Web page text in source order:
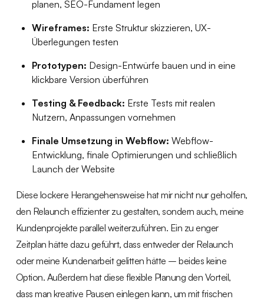
planen, SEO-Fundament legen
Wireframes: Erste Struktur skizzieren, UX-
Überlegungen testen
Prototypen: Design-Entwürfe bauen und in eine
klickbare Version überführen
Testing & Feedback: Erste Tests mit realen
Nutzern, Anpassungen vornehmen
Finale Umsetzung in Webflow: Webflow-
Entwicklung, finale Optimierungen und schließlich
Launch der Website
Diese lockere Herangehensweise hat mir nicht nur geholfen,
den Relaunch effizienter zu gestalten, sondern auch, meine
Kundenprojekte parallel weiterzuführen. Ein zu enger
Zeitplan hätte dazu geführt, dass entweder der Relaunch
oder meine Kundenarbeit gelitten hätte – beides keine
Option. Außerdem hat diese flexible Planung den Vorteil,
dass man kreative Pausen einlegen kann, um mit frischen